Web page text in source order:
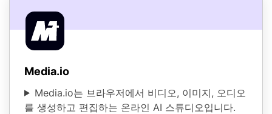
Media.io
Media.io는 브라우저에서 비디오, 이미지, 오디오
를 생성하고 편집하는 온라인 AI 스튜디오입니다.